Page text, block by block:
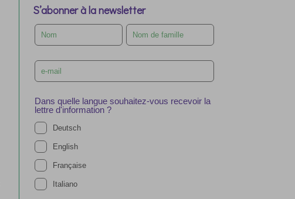
S’abonner à la newsletter
Leave
this
field
Dans quelle langue souhaitez-vous recevoir la
lettre d'information ?
Deutsch
English
Française
Italiano